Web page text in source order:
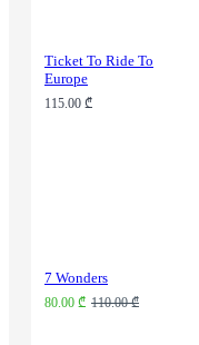
Ticket To Ride To
Europe
115.00 ₾
7 Wonders
80.00 ₾ 110.00 ₾